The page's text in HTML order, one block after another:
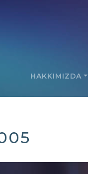
HAKKIMIZDA